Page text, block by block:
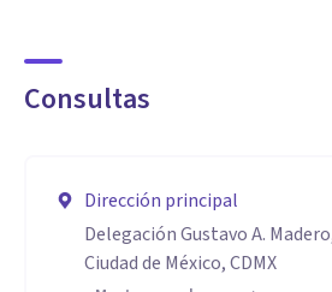
Consultas
Dirección principal
Delegación Gustavo A.
Ciudad de México, CDMX